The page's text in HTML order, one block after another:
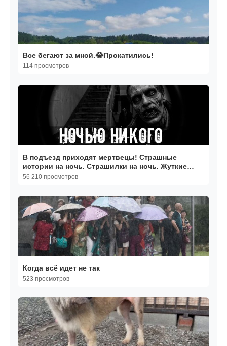
Все бегают за мной.😂Прокатились!
114 просмотров
В подъезд приходят мертвецы! Страшные
истории на ночь. Страшилки на ночь. Жуткие
истории. Ужасы
56 210 просмотров
Когда всё идет не так
523 просмотров